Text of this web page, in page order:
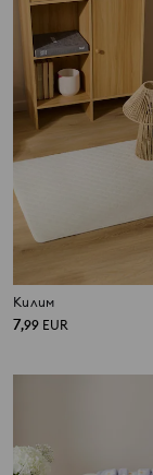
Килим
7,99 EUR